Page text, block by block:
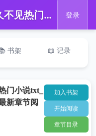
📖 温夏澄澄为何好久不见热门小说txt_为何好久不见温夏澄澄最新章节阅读 登录
书架 📖 记录
门小说txt_
新章节阅
加入书架
开始阅读
章节目录